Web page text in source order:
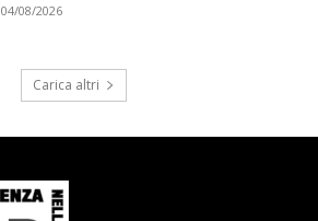
04/08/2026
Carica altri